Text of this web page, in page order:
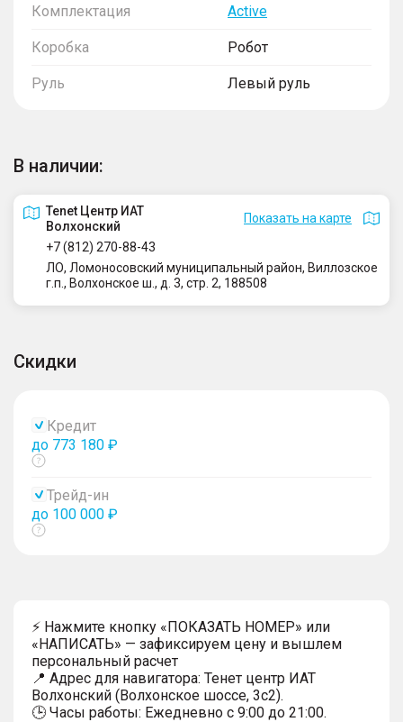
Комплектация Active
Коробка Робот
Руль Левый руль
В наличии:
Tenet Центр ИАТ
Волхонский
Показать на карте
+7 (812) 270-88-43
ЛО, Ломоносовский муниципальный район, Виллозское
г.п., Волхонское ш., д. 3, стр. 2, 188508
Скидки
Кредит
до 773 180 ₽
Показать
Трейд-ин
до 100 000 ₽
Показать
⚡ Нажмите кнопку «ПОКАЗАТЬ НОМЕР» или
«НАПИСАТЬ» — зафиксируем цену и вышлем
персональный расчет
📍 Адрес для навигатора: Тенет центр ИАТ
Волхонский (Волхонское шоссе, 3с2).
🕒 Часы работы: Ежедневно с 9:00 до 21:00.